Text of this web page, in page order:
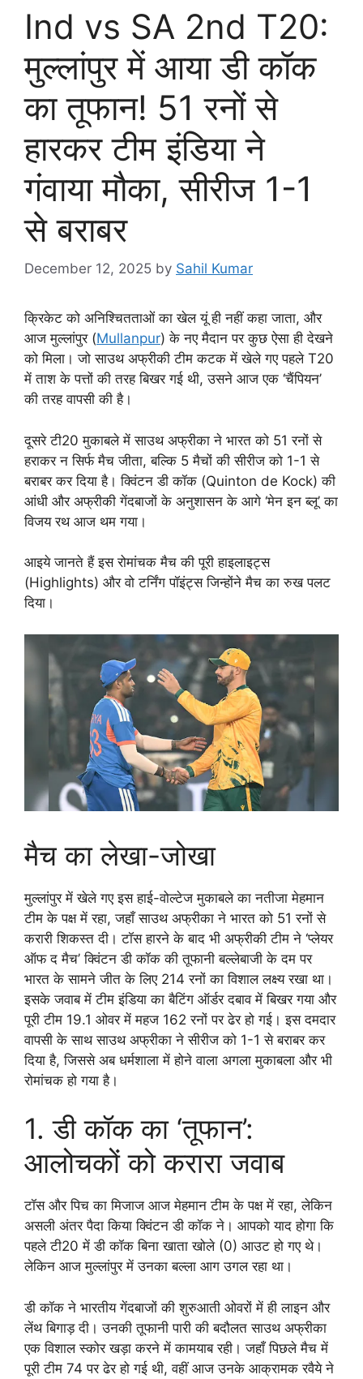
Ind vs SA 2nd T20:
मुल्लांपुर में आया डी कॉक
का तूफान! 51 रनों से
हारकर टीम इंडिया ने
गंवाया मौका, सीरीज 1-1
से बराबर
December 12, 2025 by Sahil Kumar
क्रिकेट को अनिश्चितताओं का खेल यूं ही नहीं कहा जाता, और
आज मुल्लांपुर (Mullanpur) के नए मैदान पर कुछ ऐसा ही देखने
को मिला। जो साउथ अफ्रीकी टीम कटक में खेले गए पहले T20
में ताश के पत्तों की तरह बिखर गई थी, उसने आज एक ‘चैंपियन’
की तरह वापसी की है।
दूसरे टी20 मुकाबले में साउथ अफ्रीका ने भारत को 51 रनों से
हराकर न सिर्फ मैच जीता, बल्कि 5 मैचों की सीरीज को 1-1 से
बराबर कर दिया है। क्विंटन डी कॉक (Quinton de Kock) की
आंधी और अफ्रीकी गेंदबाजों के अनुशासन के आगे ‘मेन इन ब्लू’ का
विजय रथ आज थम गया।
आइये जानते हैं इस रोमांचक मैच की पूरी हाइलाइट्स
(Highlights) और वो टर्निंग पॉइंट्स जिन्होंने मैच का रुख पलट
दिया।
मैच का लेखा-जोखा
मुल्लांपुर में खेले गए इस हाई-वोल्टेज मुकाबले का नतीजा मेहमान
टीम के पक्ष में रहा, जहाँ साउथ अफ्रीका ने भारत को 51 रनों से
करारी शिकस्त दी। टॉस हारने के बाद भी अफ्रीकी टीम ने ‘प्लेयर
ऑफ द मैच’ क्विंटन डी कॉक की तूफानी बल्लेबाजी के दम पर
भारत के सामने जीत के लिए 214 रनों का विशाल लक्ष्य रखा था।
इसके जवाब में टीम इंडिया का बैटिंग ऑर्डर दबाव में बिखर गया और
पूरी टीम 19.1 ओवर में महज 162 रनों पर ढेर हो गई। इस दमदार
वापसी के साथ साउथ अफ्रीका ने सीरीज को 1-1 से बराबर कर
दिया है, जिससे अब धर्मशाला में होने वाला अगला मुकाबला और भी
रोमांचक हो गया है।
1. डी कॉक का ‘तूफान’:
आलोचकों को करारा जवाब
टॉस और पिच का मिजाज आज मेहमान टीम के पक्ष में रहा, लेकिन
असली अंतर पैदा किया क्विंटन डी कॉक ने। आपको याद होगा कि
पहले टी20 में डी कॉक बिना खाता खोले (0) आउट हो गए थे।
लेकिन आज मुल्लांपुर में उनका बल्ला आग उगल रहा था।
डी कॉक ने भारतीय गेंदबाजों की शुरुआती ओवरों में ही लाइन और
लेंथ बिगाड़ दी। उनकी तूफानी पारी की बदौलत साउथ अफ्रीका
एक विशाल स्कोर खड़ा करने में कामयाब रही। जहाँ पिछले मैच में
पूरी टीम 74 पर ढेर हो गई थी, वहीं आज उनके आक्रामक रवैये ने